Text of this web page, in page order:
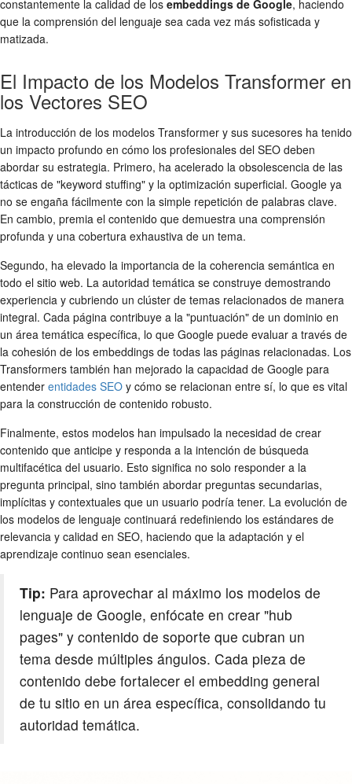
constantemente la calidad de los embeddings de Google, haciendo
que la comprensión del lenguaje sea cada vez más sofisticada y
matizada.
El Impacto de los Modelos Transformer en
los Vectores SEO
La introducción de los modelos Transformer y sus sucesores ha tenido
un impacto profundo en cómo los profesionales del SEO deben
abordar su estrategia. Primero, ha acelerado la obsolescencia de las
tácticas de "keyword stuffing" y la optimización superficial. Google ya
no se engaña fácilmente con la simple repetición de palabras clave.
En cambio, premia el contenido que demuestra una comprensión
profunda y una cobertura exhaustiva de un tema.
Segundo, ha elevado la importancia de la coherencia semántica en
todo el sitio web. La autoridad temática se construye demostrando
experiencia y cubriendo un clúster de temas relacionados de manera
integral. Cada página contribuye a la "puntuación" de un dominio en
un área temática específica, lo que Google puede evaluar a través de
la cohesión de los embeddings de todas las páginas relacionadas. Los
Transformers también han mejorado la capacidad de Google para
entender entidades SEO y cómo se relacionan entre sí, lo que es vital
para la construcción de contenido robusto.
Finalmente, estos modelos han impulsado la necesidad de crear
contenido que anticipe y responda a la intención de búsqueda
multifacética del usuario. Esto significa no solo responder a la
pregunta principal, sino también abordar preguntas secundarias,
implícitas y contextuales que un usuario podría tener. La evolución de
los modelos de lenguaje continuará redefiniendo los estándares de
relevancia y calidad en SEO, haciendo que la adaptación y el
aprendizaje continuo sean esenciales.
Tip: Para aprovechar al máximo los modelos de
lenguaje de Google, enfócate en crear "hub
pages" y contenido de soporte que cubran un
tema desde múltiples ángulos. Cada pieza de
contenido debe fortalecer el embedding general
de tu sitio en un área específica, consolidando tu
autoridad temática.